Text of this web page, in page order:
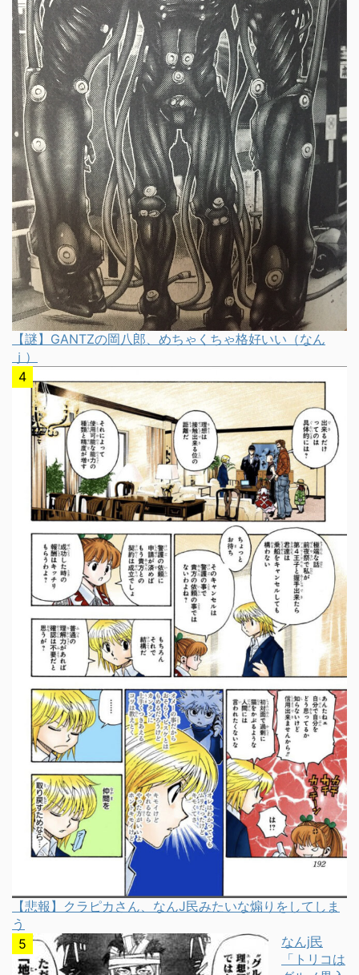
【謎】GANTZの岡八郎、めちゃくちゃ格好いい（なん
ｊ）
【悲報】クラピカさん、なんJ民みたいな煽りをしてしま
う
なんj民
「トリコは